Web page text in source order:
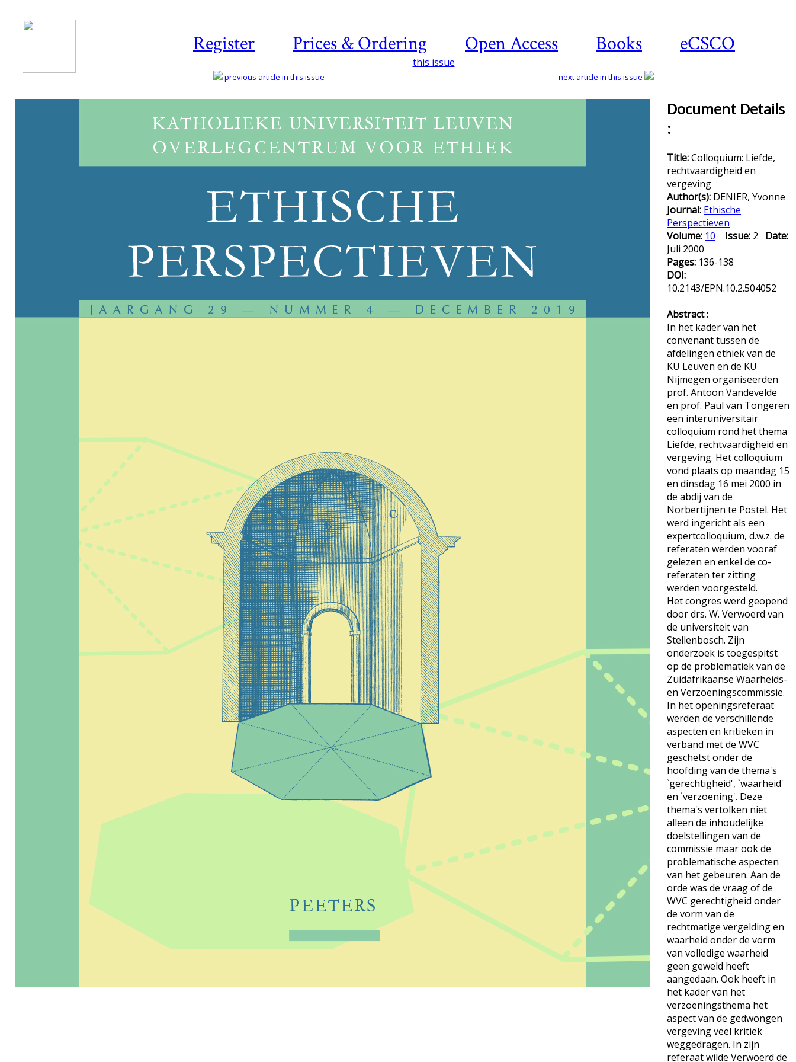
Register Prices & Ordering Open Access Books eCSCO
this issue
previous article in this issue next article in this issue
Document Details
:
Title:Colloquium: Liefde,
rechtvaardigheid en
vergeving
Author(s): DENIER, Yvonne
Journal: Ethische
Perspectieven
Volume: 10 Issue: 2 Date:
Juli 2000
Pages: 136-138
DOI:
10.2143/EPN.10.2.504052
Abstract :
In het kader van het
convenant tussen de
afdelingen ethiek van de
KU Leuven en de KU
Nijmegen organiseerden
prof. Antoon Vandevelde
en prof. Paul van Tongeren
een interuniversitair
colloquium rond het thema
Liefde, rechtvaardigheid en
vergeving. Het colloquium
vond plaats op maandag 15
en dinsdag 16 mei 2000 in
de abdij van de
Norbertijnen te Postel. Het
werd ingericht als een
expertcolloquium, d.w.z. de
referaten werden vooraf
gelezen en enkel de co-
referaten ter zitting
werden voorgesteld.
Het congres werd geopend
door drs. W. Verwoerd van
de universiteit van
Stellenbosch. Zijn
onderzoek is toegespitst
op de problematiek van de
Zuidafrikaanse Waarheids-
en Verzoeningscommissie.
In het openingsreferaat
werden de verschillende
aspecten en kritieken in
verband met de WVC
geschetst onder de
hoofding van de thema's
`gerechtigheid', `waarheid'
en `verzoening'. Deze
thema's vertolken niet
alleen de inhoudelijke
doelstellingen van de
commissie maar ook de
problematische aspecten
van het gebeuren. Aan de
orde was de vraag of de
WVC gerechtigheid onder
de vorm van de
rechtmatige vergelding en
waarheid onder de vorm
van volledige waarheid
geen geweld heeft
aangedaan. Ook heeft in
het kader van het
verzoeningsthema het
aspect van de gedwongen
vergeving veel kritiek
weggedragen. In zijn
referaat wilde Verwoerd de